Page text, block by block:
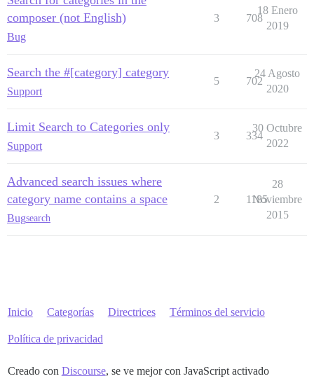
composer (not English)
Bug
3 708
18 Enero
2019
Search the #[category] category
Support
5 702
24 Agosto
2020
Limit Search to Categories only
Support
3 334
30 Octubre
2022
Advanced search issues where
category name contains a space
Bugsearch
2 1185
28
Noviembre
2015
Inicio Categorías Directrices Términos del servicio
Política de privacidad
Creado con Discourse, se ve mejor con JavaScript activado